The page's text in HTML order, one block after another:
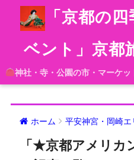
「京都の
ベント」京都
神社・寺・公園の市・マーケッ
ホーム 平安神宮・岡崎エ
「★京都アメリカ